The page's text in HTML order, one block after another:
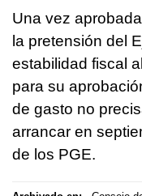
Una vez
la pretensión del
estabilidad fiscal
para su
de gasto no
arrancar en
de los PGE.